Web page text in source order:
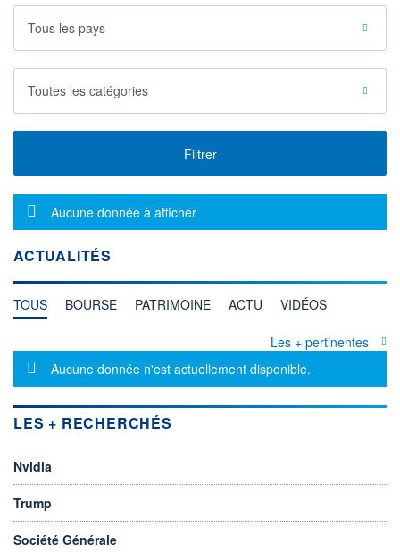
Tous les pays
Toutes les catégories
Filtrer
Message d'information
Aucune donnée à afficher
ACTUALITÉS
TOUS BOURSE PATRIMOINE ACTU VIDÉOS
Les + pertinentes
Message d'information
Aucune donnée n'est actuellement disponible.
LES + RECHERCHÉS
Nvidia
Trump
Société Générale